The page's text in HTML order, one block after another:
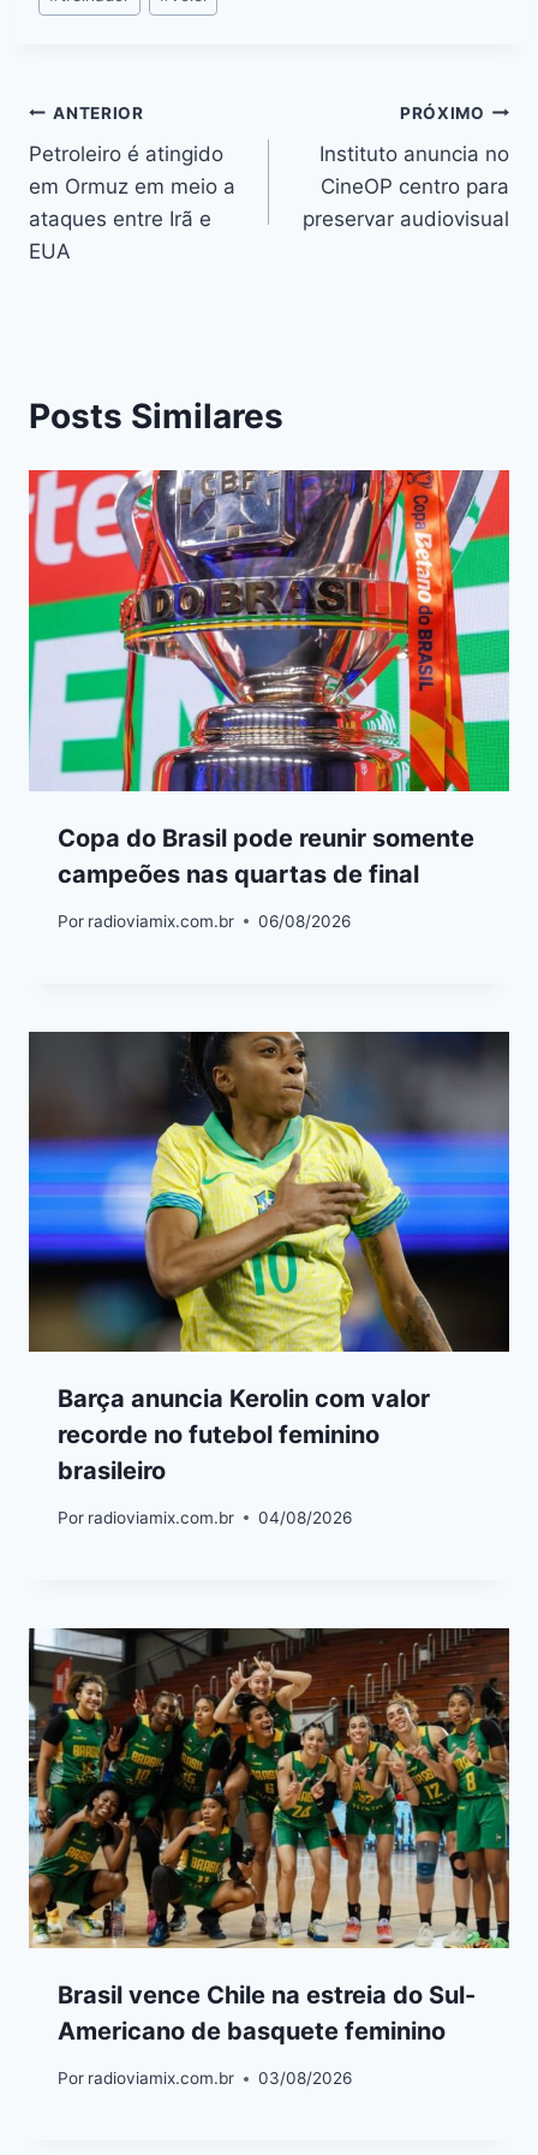
ANTERIOR
Petroleiro é atingido
em Ormuz em meio a
ataques entre Irã e
EUA
PRÓXIMO
Instituto anuncia no
CineOP centro para
preservar audiovisual
Posts Similares
Copa do Brasil pode reunir somente
campeões nas quartas de final
Por radioviamix.com.br 06/08/2026
Barça anuncia Kerolin com valor
recorde no futebol feminino
brasileiro
Por radioviamix.com.br 04/08/2026
Brasil vence Chile na estreia do Sul-
Americano de basquete feminino
Por radioviamix.com.br 03/08/2026